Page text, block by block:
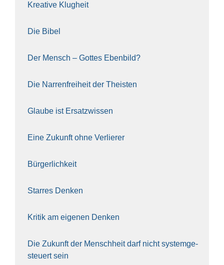
Krea­ti­ve Klug­heit
Die Bibel
Der Mensch – Got­tes Eben­bild?
Die Nar­ren­frei­heit der The­is­ten
Glau­be ist Ersatz­wis­sen
Eine Zukunft ohne Ver­lie­rer
Bür­ger­lich­keit
Star­res Den­ken
Kri­tik am eige­nen Den­ken
Die Zukunft der Mensch­heit darf nicht sys­tem­ge­
steu­ert sein